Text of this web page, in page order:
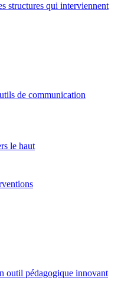
structures qui interviennent
de communication
outil pédagogique innovant
le haut